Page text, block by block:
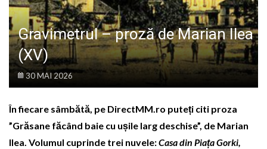
Gravimetrul – proză de Marian Ilea
(XV)
30 MAI 2026
În fiecare sâmbătă, pe DirectMM.ro puteți citi proza
”Grăsane făcând baie cu ușile larg deschise”, de Marian
Ilea. Volumul cuprinde trei nuvele:Casa din Piața Gorki,